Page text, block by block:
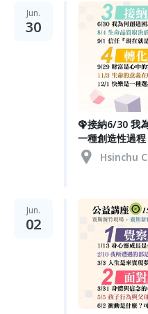
Jun.
30
🦚接納6/30 我
一種創造性過程
Hsinchu
Jun.
02